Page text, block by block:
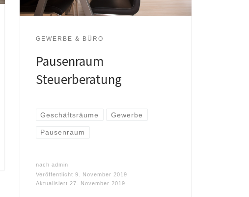
GEWERBE & BÜRO
Pausenraum
Steuerberatung
Geschäftsräume Gewerbe
Pausenraum
nach admin
Veröffentlicht 9. November 2019
Aktualisiert 27. November 2019